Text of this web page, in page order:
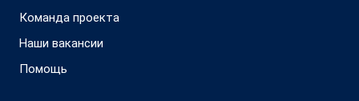
Команда проекта
Наши вакансии
Помощь